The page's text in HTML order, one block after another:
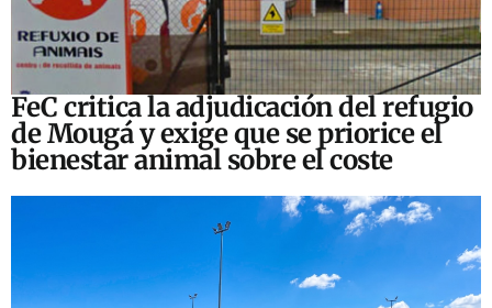
FeC critica la adjudicación del refugio
de Mougá y exige que se priorice el
bienestar animal sobre el coste